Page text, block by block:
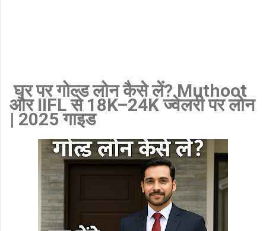
घरपर गोल्ड लोन कैसे लें? Muthoot
और IIFL से 18K–24K ज्वेलरी पर लोन
| 2025 गाइड